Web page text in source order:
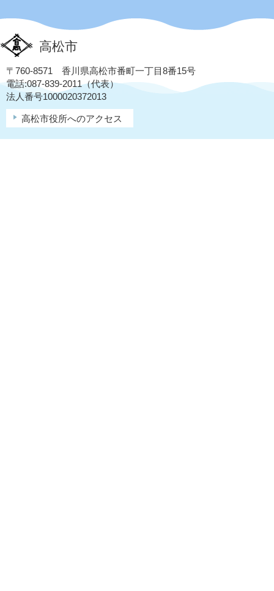
高松市
〒760-8571 香川県高松市番町一丁目8番15号
電話:087-839-2011（代表）
法人番号1000020372013
高松市役所へのアクセス